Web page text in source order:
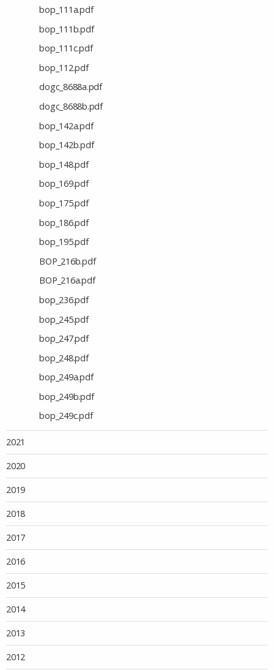
bop_111a.pdf
bop_111b.pdf
bop_111c.pdf
bop_112.pdf
dogc_8688a.pdf
dogc_8688b.pdf
bop_142a.pdf
bop_142b.pdf
bop_148.pdf
bop_169.pdf
bop_175.pdf
bop_186.pdf
bop_195.pdf
BOP_216b.pdf
BOP_216a.pdf
bop_236.pdf
bop_245.pdf
bop_247.pdf
bop_248.pdf
bop_249a.pdf
bop_249b.pdf
bop_249c.pdf
2021
2020
2019
2018
2017
2016
2015
2014
2013
2012